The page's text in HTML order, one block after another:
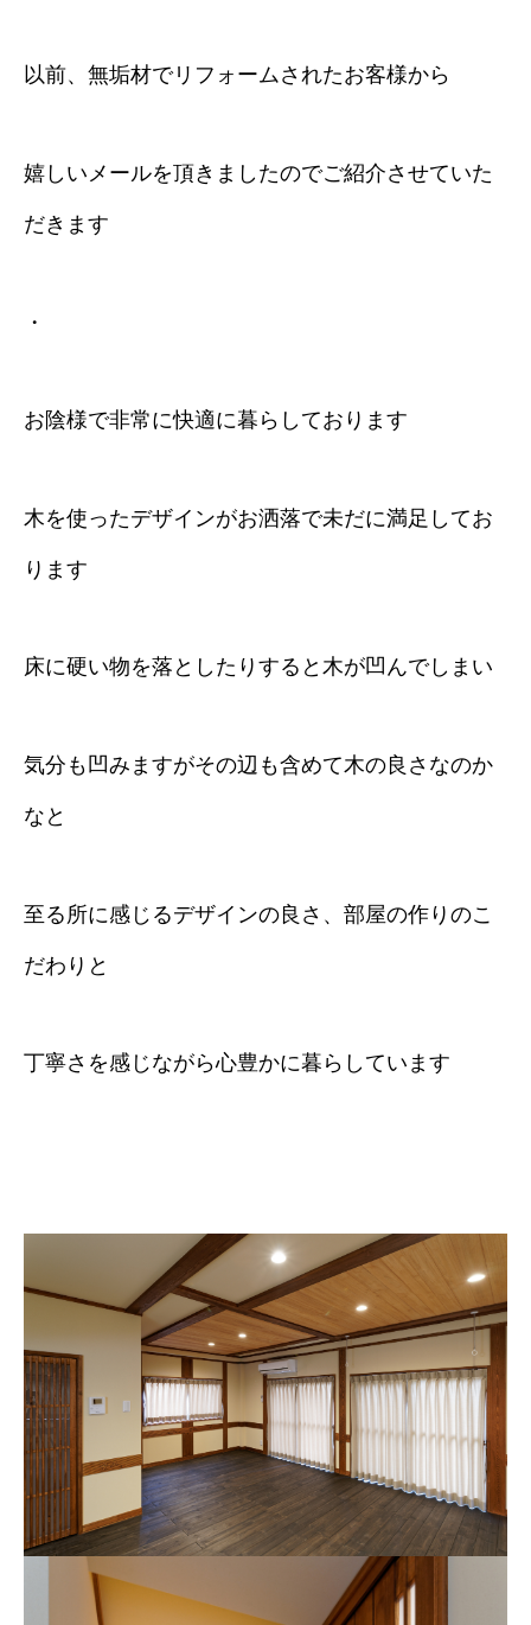
以前、無垢材でリフォームされたお客様から
嬉しいメールを頂きましたのでご紹介させていた
だきます
・
お陰様で非常に快適に暮らしております
木を使ったデザインがお洒落で未だに満足してお
ります
床に硬い物を落としたりすると木が凹んでしまい
気分も凹みますがその辺も含めて木の良さなのか
なと
至る所に感じるデザインの良さ、部屋の作りのこ
だわりと
丁寧さを感じながら心豊かに暮らしています